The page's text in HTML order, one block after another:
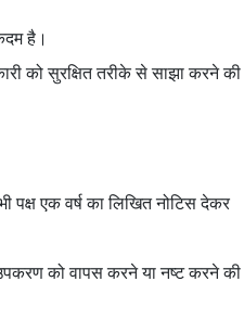
है।
को सुरक्षित तरीके से साझा करने की
पक्ष एक वर्ष का लिखित नोटिस देकर
को वापस करने या नष्ट करने की